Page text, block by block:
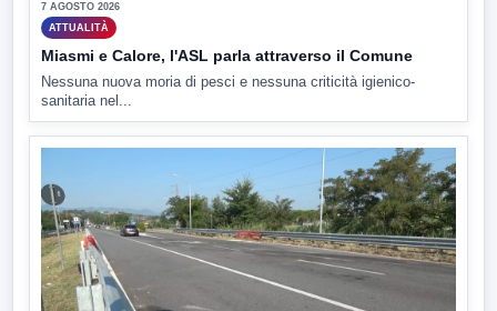
7 AGOSTO 2026
ATTUALITÀ
Miasmi e Calore, l'ASL parla attraverso il Comune
Nessuna nuova moria di pesci e nessuna criticità igienico-
sanitaria nel...